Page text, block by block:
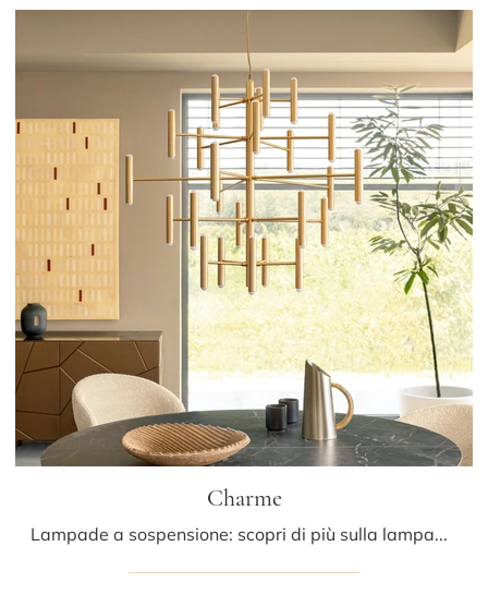
Charme
Lampade a sospensione: scopri di più sulla lampada Charme in metallo che ti proponiamo.